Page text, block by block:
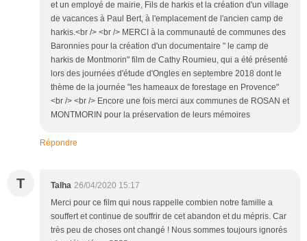
et un employé de mairie, Fils de harkis et la création d'un village
de vacances à Paul Bert, à l'emplacement de l'ancien camp de
harkis.<br /> <br /> MERCI à la communauté de communes des
Baronnies pour la création d'un documentaire " le camp de
harkis de Montmorin" film de Cathy Roumieu, qui a été présenté
lors des journées d'étude d'Ongles en septembre 2018 dont le
thème de la journée "les hameaux de forestage en Provence"
<br /> <br /> Encore une fois merci aux communes de ROSAN et
MONTMORIN pour la préservation de leurs mémoires
Répondre
T Talha 26/04/2020 15:17
Merci pour ce film qui nous rappelle combien notre famille a
souffert et continue de souffrir de cet abandon et du mépris. Car
très peu de choses ont changé ! Nous sommes toujours ignorés